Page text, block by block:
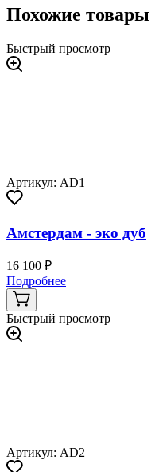
Похожие товары
Быстрый просмотр
Артикул: AD1
Амстердам - эко дуб
16 100 ₽
Подробнее
Быстрый просмотр
Артикул: AD2